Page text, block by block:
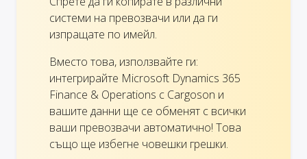
системи на превозвачи или да ги
изпращате по имейл.
Вместо това, използвайте ги:
интегрирайте Microsoft Dynamics 365
Finance & Operations с Cargoson и
вашите данни ще се обменят с всички
ваши превозвачи автоматично! Това
също ще избегне човешки грешки.